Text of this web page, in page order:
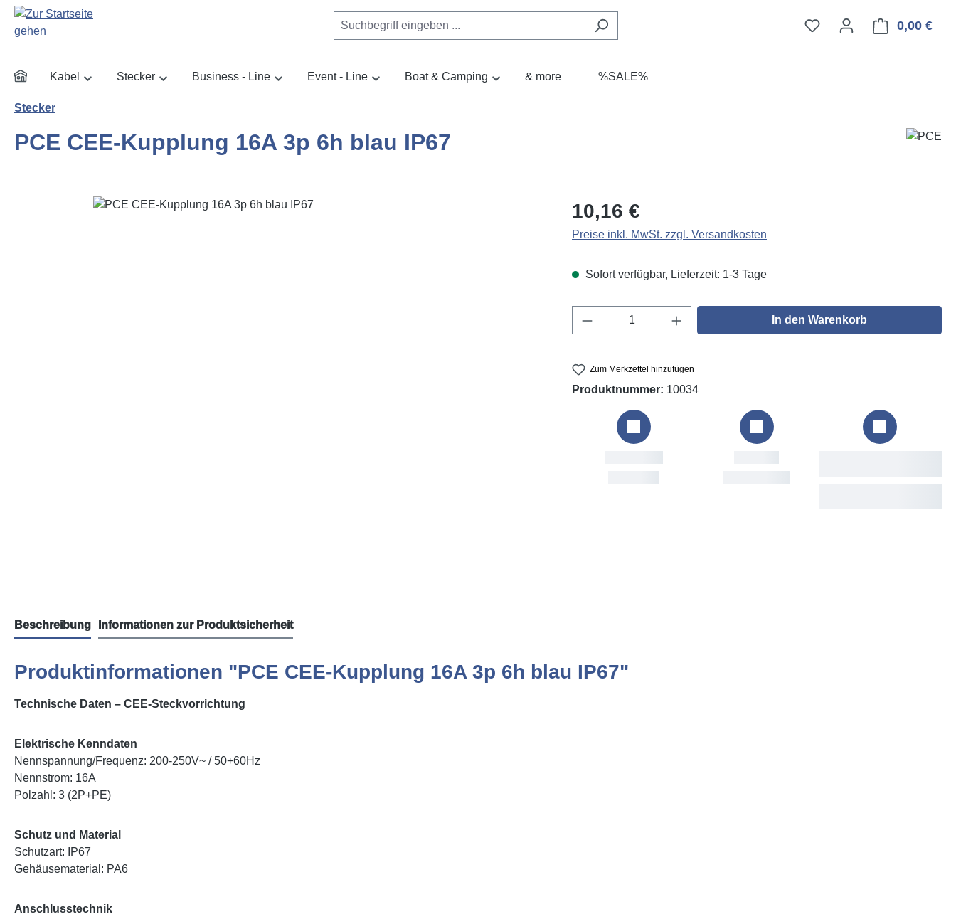
Hauptinhalt springen
Zur Suche springen
Zur Hauptnavigation springen
0,00 €
Kabel Stecker Business - Line Event - Line Boat & Camping & more %SALE%
Stecker
PCE CEE-Kupplung 16A 3p 6h blau IP67
Bildergalerie überspringen Regulärer Preis:
10,16 €
Preise inkl. MwSt. zzgl. Versandkosten
Sofort verfügbar, Lieferzeit: 1-3 Tage
Produkt Anzahl: Gib den gewünschten Wert ein
In den Warenkorb
Zum Merkzettel hinzufügen
Produktnummer: 10034
Lieferung
Beschreibung Informationen zur Produktsicherheit
Produktinformationen "PCE CEE-Kupplung 16A 3p 6h blau IP67"
Technische Daten – CEE-Steckvorrichtung
Elektrische Kenndaten
Nennspannung/Frequenz: 200-250V~ / 50+60Hz
Nennstrom: 16A
Polzahl: 3 (2P+PE)
Schutz und Material
Schutzart: IP67
Gehäusematerial: PA6
Anschlusstechnik